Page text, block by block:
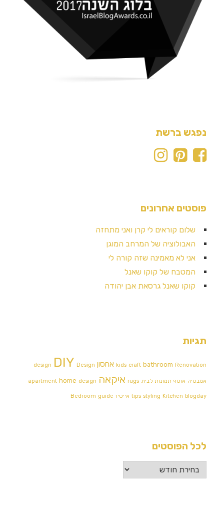
נפגש ברשת
פוסטים אחרונים
שלום קוראים לי קרן ואני מתחזה
האבולוציה של המרחב המוגן
אני לא מאמינה שזה קורה לי
המטבח של קוקו שאנל
קוקו שאנל גרסאת אבן יהודה
תגיות
kids craft bathroom Renovation אחסון design DIY Design
אמבטיה אוסף תמונות לבית rugs איקאה apartment home design
tips styling Kitchen blogday אייטיז Bedroom guide
לכל הפוסטים
לכל
הפוסטים